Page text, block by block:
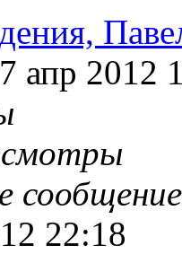
апр 2012
22:18